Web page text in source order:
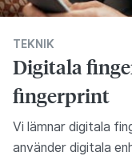
TEKNIK
Digitala
fingerprint
Vi lämnar digitala
använder digitala